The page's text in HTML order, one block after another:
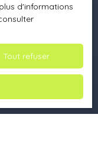
(87400)
de-Noblat (87400)
(23210)
d'informations
Tout refuser